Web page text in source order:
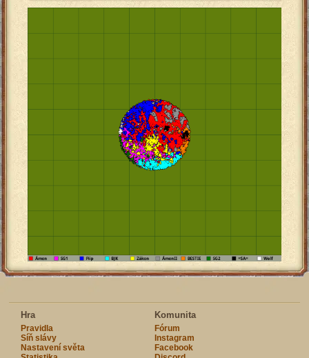
Hra
Pravidla
Síň slávy
Nastavení světa
Komunita
Fórum
Instagram
Facebook